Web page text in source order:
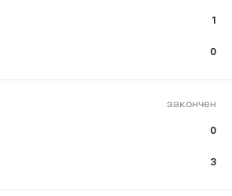
1
0
закончен
0
3